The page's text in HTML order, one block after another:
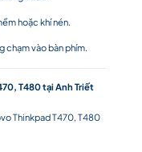
hoặc khí nén.
chạm vào bàn phím.
T480 tại Anh Triết
Thinkpad T470, T480